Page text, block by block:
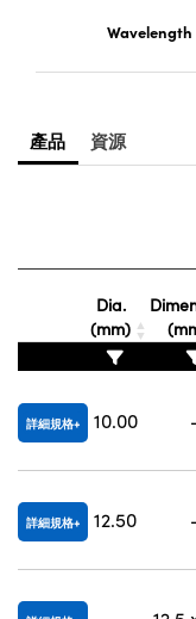
Wavelength
產品 資源
Dia.
(mm)
詳細規格 10.00
詳細規格 12.50